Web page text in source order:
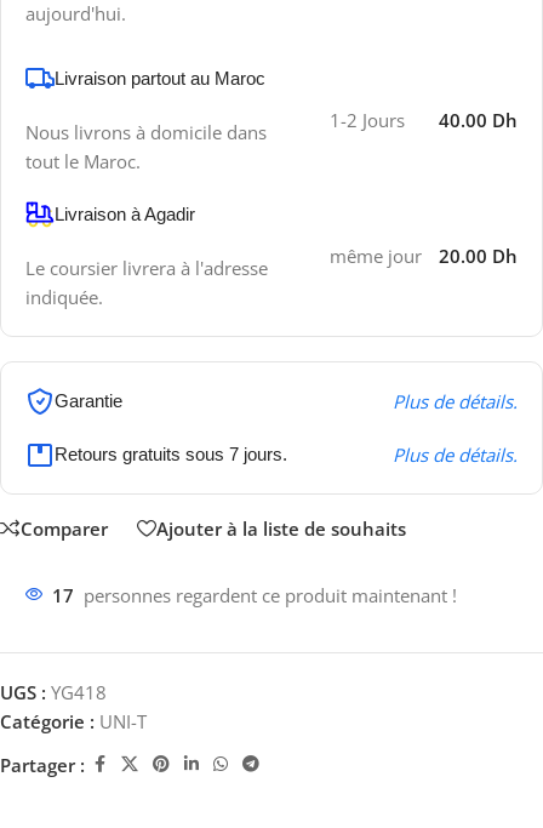
aujourd'hui.
Livraison partout au Maroc
Nous livrons à domicile dans
tout le Maroc.
1-2 Jours 40.00 Dh
Livraison à Agadir
Le coursier livrera à l'adresse
indiquée.
même jour 20.00 Dh
Garantie Plus de détails.
Retours gratuits sous 7 jours. Plus de détails.
Comparer Ajouter à la liste de souhaits
17 personnes regardent ce produit maintenant !
UGS : YG418
Catégorie : UNI-T
Partager :